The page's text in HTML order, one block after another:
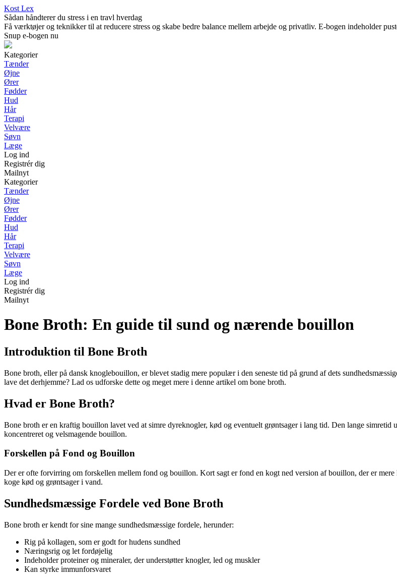
Kost Lex
Sådan håndterer du stress i en travl hverdag
Få værktøjer og teknikker til at reducere stress og skabe bedre balance mellem arbejde og privatliv. E-bogen indeholder
Snup e-bogen nu
Kategorier
Tænder
Øjne
Ører
Fødder
Hud
Hår
Terapi
Velvære
Søvn
Læge
Log ind
Registrér dig
Mailnyt
Kategorier
Tænder
Øjne
Ører
Fødder
Hud
Hår
Terapi
Velvære
Søvn
Læge
Log ind
Registrér dig
Mailnyt
Bone Broth: En guide til sund og nærende bouillon
Introduktion til Bone Broth
Bone broth, eller på dansk knoglebouillon, er blevet stadig mere populær i den seneste tid på grund af dets
lave det derhjemme? Lad os udforske dette og meget mere i denne artikel om bone broth.
Hvad er Bone Broth?
Bone broth er en kraftig bouillon lavet ved at simre dyreknogler, kød og eventuelt grøntsager i lang tid. Den lange
koncentreret og velsmagende bouillon.
Forskellen på Fond og Bouillon
Der er ofte forvirring om forskellen mellem fond og bouillon. Kort sagt er fond en kogt ned version af bouillon, der er
koge kød og grøntsager i vand.
Sundhedsmæssige Fordele ved Bone Broth
Bone broth er kendt for sine mange sundhedsmæssige fordele, herunder:
Rig på kollagen, som er godt for hudens sundhed
Næringsrig og let fordøjelig
Indeholder proteiner og mineraler, der understøtter knogler, led og muskler
Kan styrke immunforsvaret